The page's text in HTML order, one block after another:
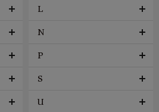
L
N
P
S
U